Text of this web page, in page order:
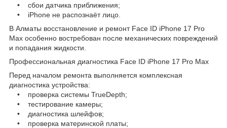
• сбои датчика приближения;
• iPhone не распознаёт лицо.
В Алматы восстановление и ремонт Face ID iPhone 17 Pro
Max особенно востребован после механических повреждений
и попадания жидкости.
Профессиональная диагностика Face ID iPhone 17 Pro Max
Перед началом ремонта выполняется комплексная
диагностика устройства:
• проверка системы TrueDepth;
• тестирование камеры;
• диагностика шлейфов;
• проверка материнской платы;